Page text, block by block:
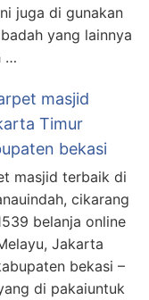
juga di gunakan
yang lainnya
…
masjid
Timur
bekasi
masjid terbaik di
cikarang
belanja online
Jakarta
bekasi –
di pakaiuntuk